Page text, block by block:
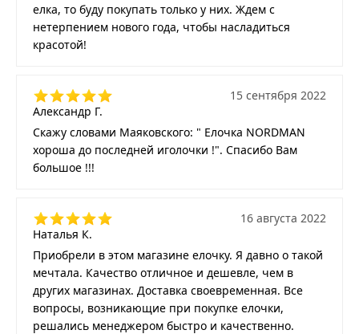
елка, то буду покупать только у них. Ждем с
нетерпением нового года, чтобы насладиться
красотой!
Александр Г.
15 сентября 2022
Скажу словами Маяковского: " Елочка NORDMAN
хороша до последней иголочки !". Спасибо Вам
большое !!!
Наталья К.
16 августа 2022
Приобрели в этом магазине елочку. Я давно о такой
мечтала. Качество отличное и дешевле, чем в
других магазинах. Доставка своевременная. Все
вопросы, возникающие при покупке елочки,
решались менеджером быстро и качественно.